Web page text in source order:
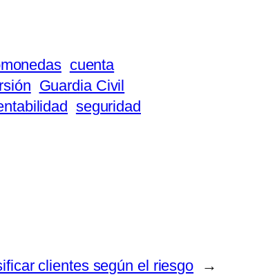
cuenta
Guardia Civil
seguridad
clientes según el riesgo →